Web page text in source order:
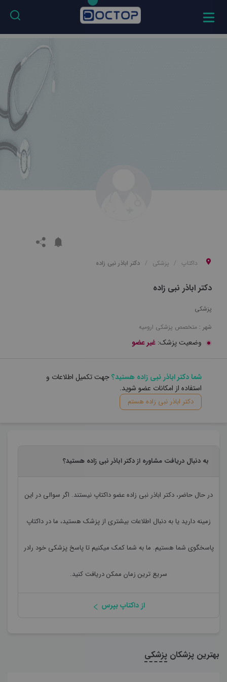
داکتاپ پزشکی دکتر اباذر نبی زاده
دکتر اباذر نبی زاده
پزشکی
شهر : متخصص پزشکی ارومیه
وضعیت پزشک: غیر عضو
شما دکتر اباذر نبی زاده هستید؟جهت تکمیل اطلاعات و
استفاده از امکانات عضو شوید.
دکتر اباذر نبی زاده هستم
به دنبال دریافت مشاوره از دکتر اباذر نبی زاده هستید؟
در حال حاضر،دکتر اباذر نبی زادهعضو داکتاپ نیستند. اگر سوالی در این
زمینه دارید یا به دنبال اطلاعات بیشتری از پزشک هستید، ما در داکتاپ
پاسخگوی شما هستیم. ما به شما کمک میکنیم تا پاسخ پزشکی خود رادر
سریع ترین زمان ممکن دریافت کنید.
از داکتاپ بپرس
بهترین پزشکان پزشکی